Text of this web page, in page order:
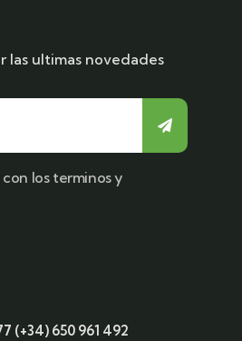
las ultimas novedades
los terminos y
(+34) 650 961 492